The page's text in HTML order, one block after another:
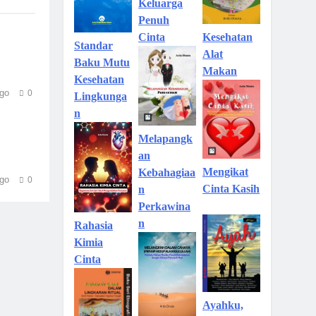
0
0
Standar
Baku Mutu
Kesehatan
Lingkunga
n
Rahasia
Kimia
Cinta
Keluarga
Penuh
Cinta
Melapangk
an
Kebahagiaa
n
Perkawina
n
Kesehatan
Alat
Makan
Mengikat
Cinta Kasih
Ayahku,